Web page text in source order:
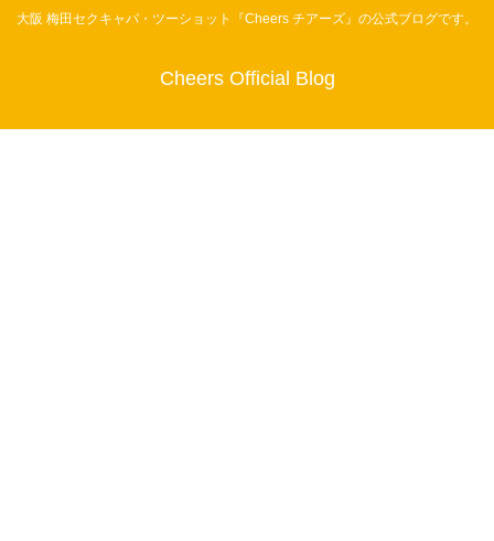
大阪 梅田セクキャバ・ツーショット『Cheers チアーズ』の公式ブログです。
Cheers Official Blog